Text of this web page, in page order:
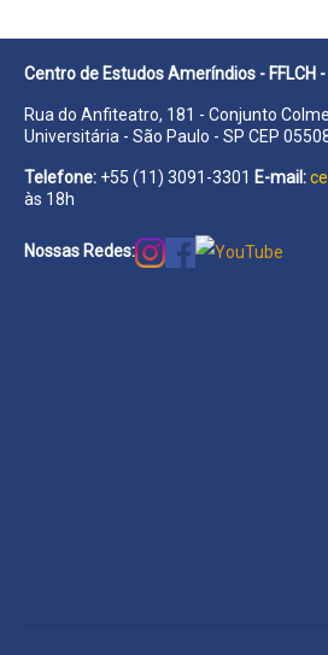
Centro de Estudos Ameríndios - FFLCH -
Rua do Anfiteatro, 181 - Conjunto
Universitária - São Paulo - SP CEP
Telefone: +55 (11) 3091-3301 E-mail:
às 18h
Nossas Redes: